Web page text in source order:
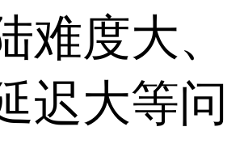
难度大、
迟大等问